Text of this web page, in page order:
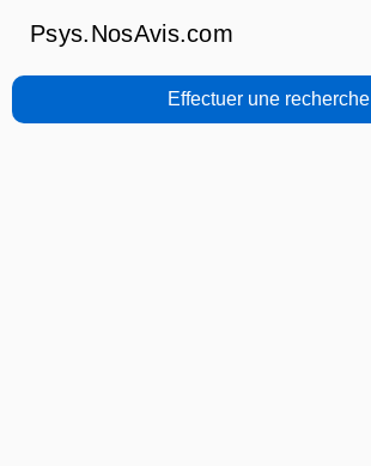
Psys.NosAvis.com
Effectuer une recherche